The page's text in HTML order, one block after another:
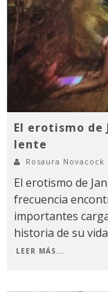
El erotismo de
lente
Rosaura Novacock
El erotismo de
frecuencia
importantes
historia de su
LEER MÁS...